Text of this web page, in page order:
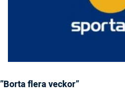
”Borta flera veckor”